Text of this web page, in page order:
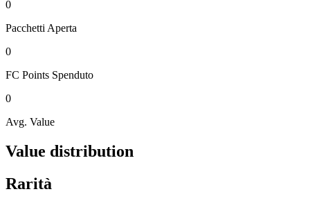
0
Pacchetti Aperta
0
FC Points Spenduto
0
Avg. Value
Value distribution
Rarità